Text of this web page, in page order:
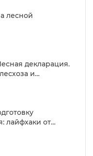
лесной
декларация.
и
лайфхаки от